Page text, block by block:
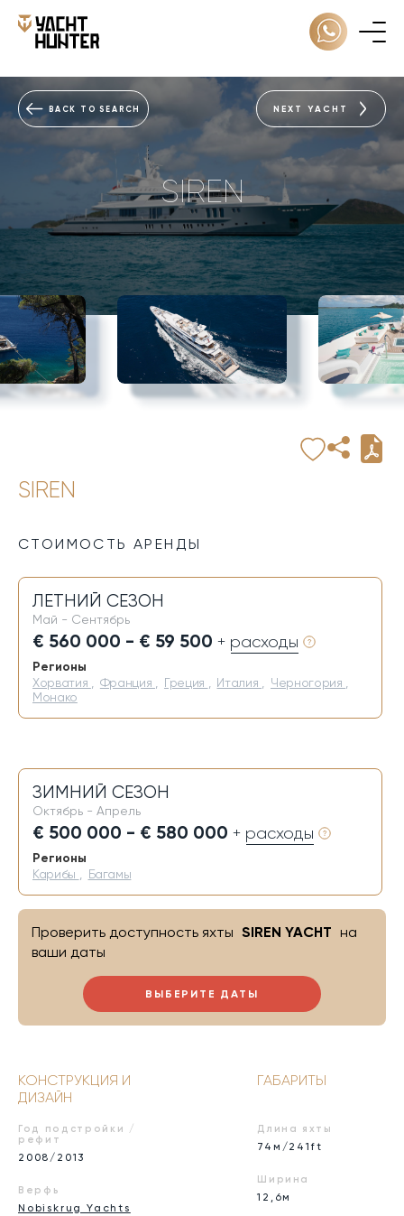
BACK TO SEARCH NEXT YACHT
SIREN
SIREN
СТОИМОСТЬ АРЕНДЫ
ЛЕТНИЙ СЕЗОН
Май - Сентябрь
€ 560 000 - € 59 500 + расходы
Регионы
Хорватия Франция Греция Италия Черногория
Монако
ЗИМНИЙ СЕЗОН
Октябрь - Апрель
€ 500 000 - € 580 000 + расходы
Регионы
Карибы Багамы
ВЫБЕРИТЕ ДАТЫ
Проверить доступность яхты SIREN YACHT на
ваши даты
КОНСТРУКЦИЯ И
ДИЗАЙН
Год подстройки /
рефит
2008/2013
Верфь
Nobiskrug Yachts
ГАБАРИТЫ
Длина яхты
74м/241ft
Ширина
12,6м